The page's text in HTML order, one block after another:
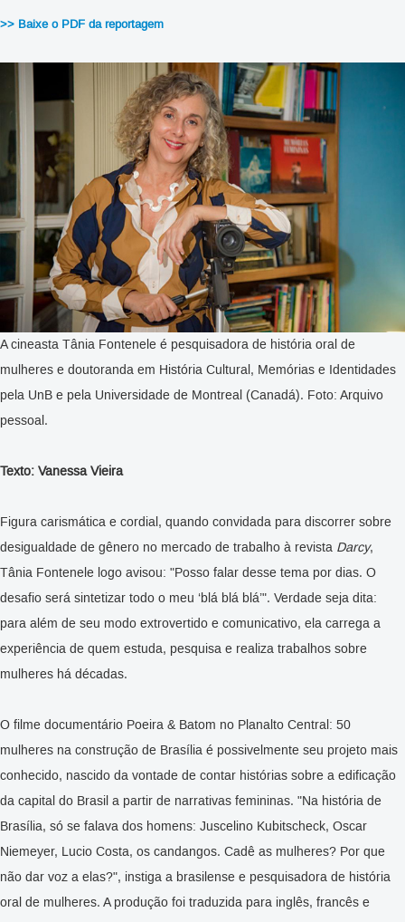
>> Baixe o PDF da reportagem
A cineasta Tânia Fontenele é pesquisadora de história oral de
mulheres e doutoranda em História Cultural, Memórias e Identidades
pela UnB e pela Universidade de Montreal (Canadá). Foto: Arquivo
pessoal.
Texto: Vanessa Vieira
Figura carismática e cordial, quando convidada para discorrer sobre
desigualdade de gênero no mercado de trabalho à revista Darcy,
Tânia Fontenele logo avisou: "Posso falar desse tema por dias. O
desafio será sintetizar todo o meu ‘blá blá blá’". Verdade seja dita:
para além de seu modo extrovertido e comunicativo, ela carrega a
experiência de quem estuda, pesquisa e realiza trabalhos sobre
mulheres há décadas.
O filme documentário Poeira & Batom no Planalto Central: 50
mulheres na construção de Brasília é possivelmente seu projeto mais
conhecido, nascido da vontade de contar histórias sobre a edificação
da capital do Brasil a partir de narrativas femininas. "Na história de
Brasília, só se falava dos homens: Juscelino Kubitscheck, Oscar
Niemeyer, Lucio Costa, os candangos. Cadê as mulheres? Por que
não dar voz a elas?", instiga a brasilense e pesquisadora de história
oral de mulheres. A produção foi traduzida para inglês, francês e